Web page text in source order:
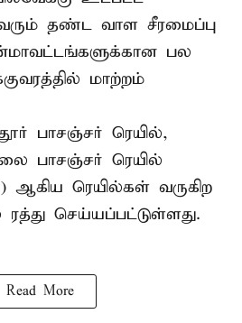
வரும் தண்ட வாள சீரமைப்பு
பல
மாற்றம்
பாசஞ்சர் ரெயில்,
பாசஞ்சர் ரெயில்
ஆகிய ரெயில்கள் வருகிற
ரத்து செய்யப்பட்டுள்ளது.
Read More